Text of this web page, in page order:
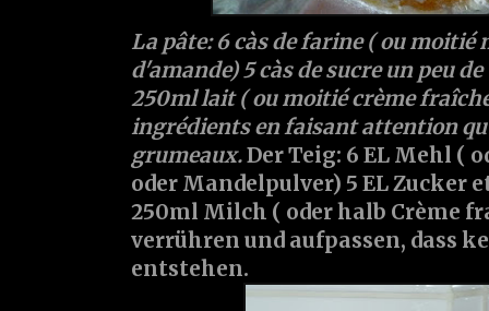
La pâte: 6 càs de farine ( ou moitié
d'amande) 5 càs de sucre un peu
250ml lait ( ou moitié crème fraîche
ingrédients en faisant attention
grumeaux.Der Teig: 6 EL Mehl (
oder Mandelpulver) 5 EL Zucker
250ml Milch ( oder halb Crème
verrühren und aufpassen, dass
entstehen.